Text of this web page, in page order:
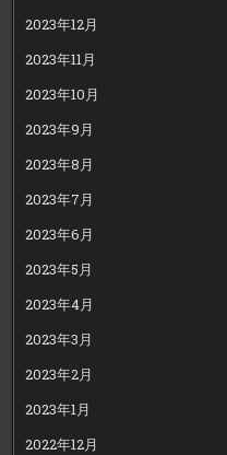
2023年12月
2023年11月
2023年10月
2023年9月
2023年8月
2023年7月
2023年6月
2023年5月
2023年4月
2023年3月
2023年2月
2023年1月
2022年12月